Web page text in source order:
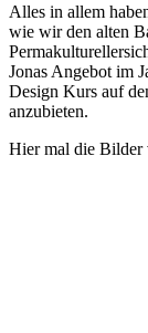
Alles in allem
wie wir den alten
Jonas Ange­bot im
Design Kurs auf
anzubieten.
Hier mal die Bil­der